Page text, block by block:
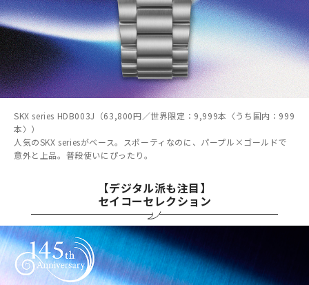
SKX series HDB003J（63,800円／世界限定：9,999本〈うち国内：999
本〉）
人気のSKX seriesがベース。スポーティなのに、パープル×ゴールドで
意外と上品。普段使いにぴったり。
【デジタル派も注目】
セイコーセレクション